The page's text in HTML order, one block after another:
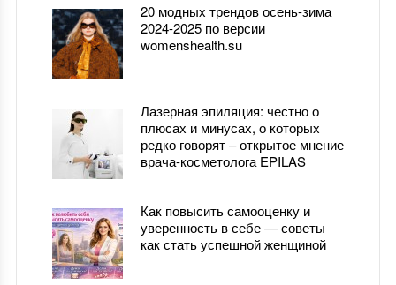
20 модных трендов осень-зима
2024-2025 по версии
womenshealth.su
Лазерная эпиляция: честно о
плюсах и минусах, о которых
редко говорят – открытое мнение
врача-косметолога EPILAS
Как повысить самооценку и
уверенность в себе — советы
как стать успешной женщиной